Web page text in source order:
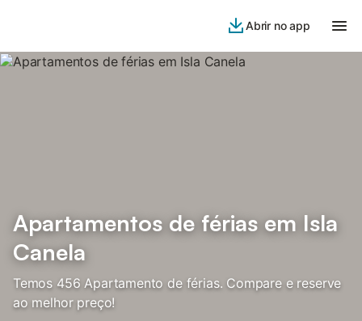
Abrir no app
Apartamentos de férias em Isla
Canela
Temos 456 Apartamento de férias. Compare e reserve
ao melhor preço!